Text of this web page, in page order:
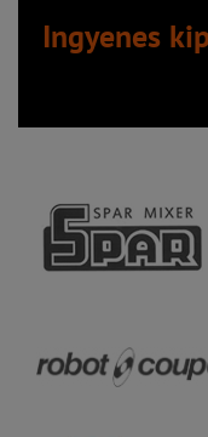
Ingyenes